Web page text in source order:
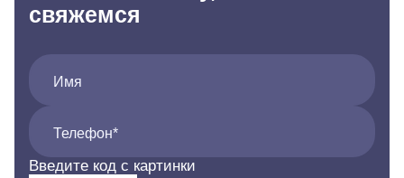
свяжемся
Имя
Телефон*
Введите код с картинки